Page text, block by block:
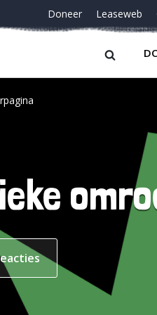
Doneer Leaseweb